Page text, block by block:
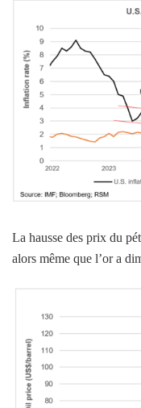
La hausse des prix du
alors même que l’or a